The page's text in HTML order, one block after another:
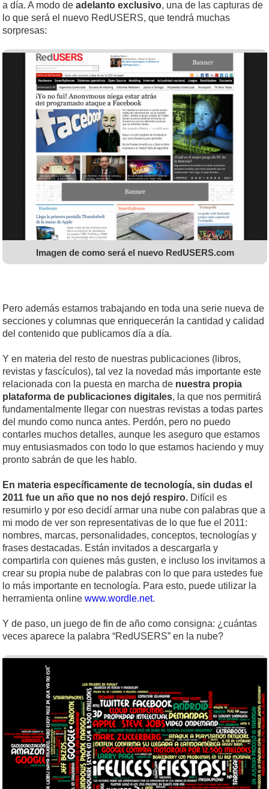
a día. A modo de adelanto exclusivo, una de las capturas de
lo que será el nuevo RedUSERS, que tendrá muchas
sorpresas:
Imagen de como será el nuevo RedUSERS.com
Pero además estamos trabajando en toda una serie nueva de
secciones y columnas que enriquecerán la cantidad y calidad
del contenido que publicamos día a día.
Y en materia del resto de nuestras publicaciones (libros,
revistas y fascículos), tal vez la novedad más importante este
relacionada con la puesta en marcha de nuestra propia
plataforma de publicaciones digitales, la que nos permitirá
fundamentalmente llegar con nuestras revistas a todas partes
del mundo como nunca antes. Perdón, pero no puedo
contarles muchos detalles, aunque les aseguro que estamos
muy entusiasmados con todo lo que estamos haciendo y muy
pronto sabrán de que les hablo.
En materia específicamente de tecnología, sin dudas el
2011 fue un año que no nos dejó respiro. Difícil es
resumirlo y por eso decidí armar una nube con palabras que a
mi modo de ver son representativas de lo que fue el 2011:
nombres, marcas, personalidades, conceptos, tecnologías y
frases destacadas. Están invitados a descargarla y
compartirla con quienes más gusten, e incluso los invitamos a
crear su propia nube de palabras con lo que para ustedes fue
lo más importante en tecnología. Para esto, puede utilizar la
herramienta online www.wordle.net.
Y de paso, un juego de fin de año como consigna: ¿cuántas
veces aparece la palabra “RedUSERS” en la nube?